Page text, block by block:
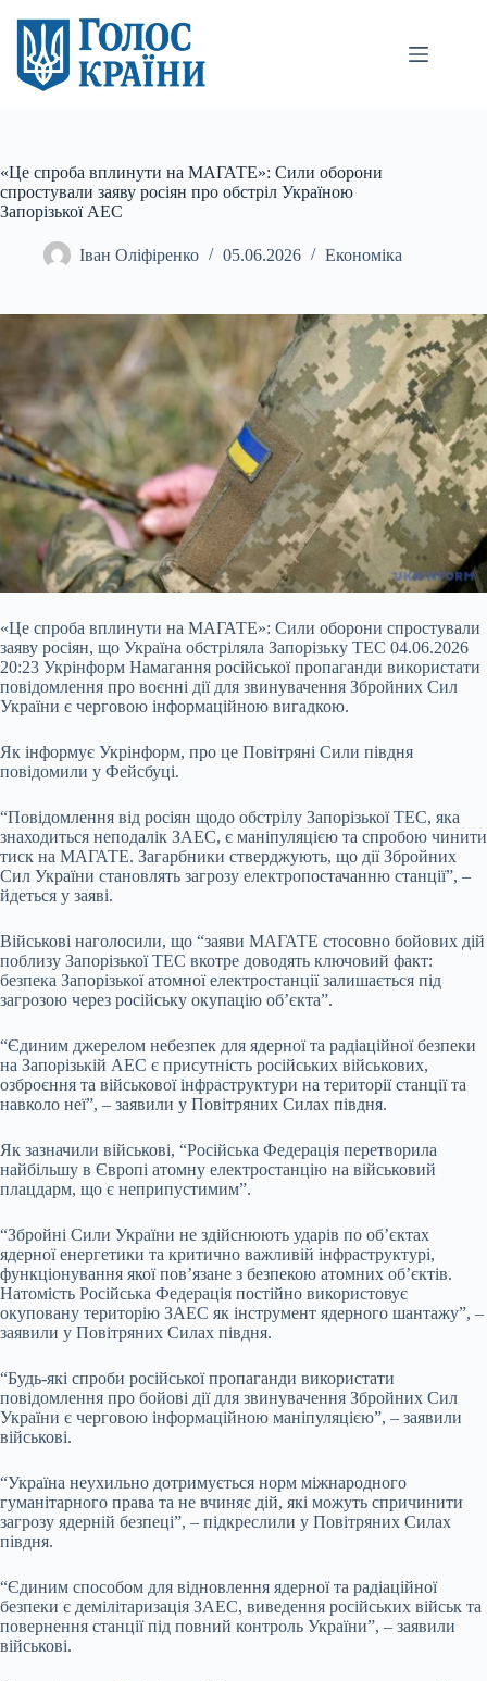
вмісту
«Це спроба вплинути на МАГАТЕ»: Сили оборони
спростували заяву росіян про обстріл Україною
Запорізької АЕС
Іван Оліфіренко 05.06.2026 Економіка
«Це спроба вплинути на МАГАТЕ»: Сили оборони спростували
заяву росіян, що Україна обстріляла Запорізьку ТЕС 04.06.2026
20:23 Укрінформ Намагання російської пропаганди використати
повідомлення про воєнні дії для звинувачення Збройних Сил
України є черговою інформаційною вигадкою.
Як інформує Укрінформ, про це Повітряні Сили півдня
повідомили у Фейсбуці.
“Повідомлення від росіян щодо обстрілу Запорізької ТЕС, яка
знаходиться неподалік ЗАЕС, є маніпуляцією та спробою чинити
тиск на МАГАТЕ. Загарбники стверджують, що дії Збройних
Сил України становлять загрозу електропостачанню станції”, –
йдеться у заяві.
Військові наголосили, що “заяви МАГАТЕ стосовно бойових дій
поблизу Запорізької ТЕС вкотре доводять ключовий факт:
безпека Запорізької атомної електростанції залишається під
загрозою через російську окупацію об’єкта”.
“Єдиним джерелом небезпек для ядерної та радіаційної безпеки
на Запорізькій АЕС є присутність російських військових,
озброєння та військової інфраструктури на території станції та
навколо неї”, – заявили у Повітряних Силах півдня.
Як зазначили військові, “Російська Федерація перетворила
найбільшу в Європі атомну електростанцію на військовий
плацдарм, що є неприпустимим”.
“Збройні Сили України не здійснюють ударів по об’єктах
ядерної енергетики та критично важливій інфраструктурі,
функціонування якої пов’язане з безпекою атомних об’єктів.
Натомість Російська Федерація постійно використовує
окуповану територію ЗАЕС як інструмент ядерного шантажу”, –
заявили у Повітряних Силах півдня.
“Будь-які спроби російської пропаганди використати
повідомлення про бойові дії для звинувачення Збройних Сил
України є черговою інформаційною маніпуляцією”, – заявили
військові.
“Україна неухильно дотримується норм міжнародного
гуманітарного права та не вчиняє дій, які можуть спричинити
загрозу ядерній безпеці”, – підкреслили у Повітряних Силах
півдня.
“Єдиним способом для відновлення ядерної та радіаційної
безпеки є демілітаризація ЗАЕС, виведення російських військ та
повернення станції під повний контроль України”, – заявили
військові.